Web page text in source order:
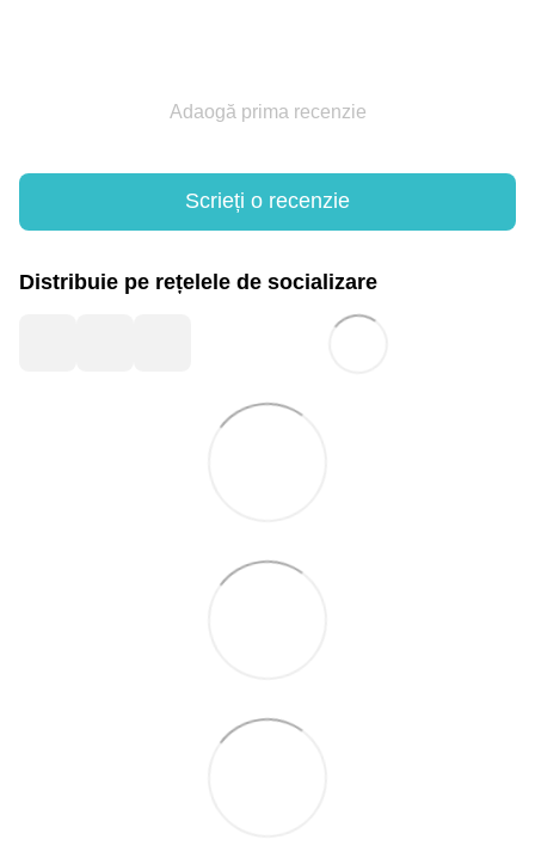
Adaogă prima recenzie
Scrieți o recenzie
Distribuie pe rețelele de socializare